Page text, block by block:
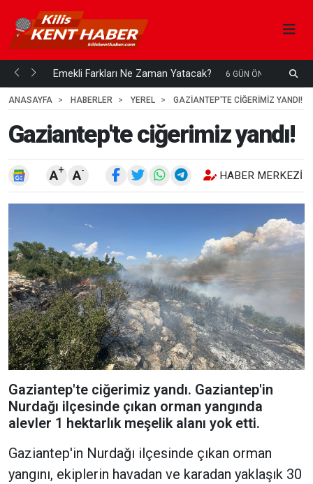
mi... Emekli Farkları Ne Zaman Yatacak? 6 GÜN ÖNCE
ANASAYFA
HABERLER YEREL GAZIANTEP'TE CIĞERIMIZ YANDI!
Gaziantep'te ciğerimiz yandı!
A+ A- HABER MERKEZI
Gaziantep'te ciğerimiz yandı. Gaziantep'in
Nurdağı ilçesinde çıkan orman yangında
alevler 1 hektarlık meşelik alanı yok etti.
Gaziantep'in Nurdağı ilçesinde çıkan orman
yangını, ekiplerin havadan ve karadan yaklaşık 30